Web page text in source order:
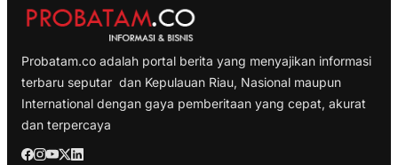
Probatam.co adalah portal berita yang menyajikan informasi
terbaru seputar dan Kepulauan Riau, Nasional maupun
International dengan gaya pemberitaan yang cepat, akurat
dan terpercaya